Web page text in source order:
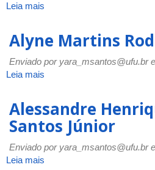
Leia mais
Alves
Salazar
Alyne Martins
Enviado por yara_msantos@ufu.br
Leia mais
Rodrigues
Alessandre
Santos Júnior
Enviado por yara_msantos@ufu.br
Leia mais